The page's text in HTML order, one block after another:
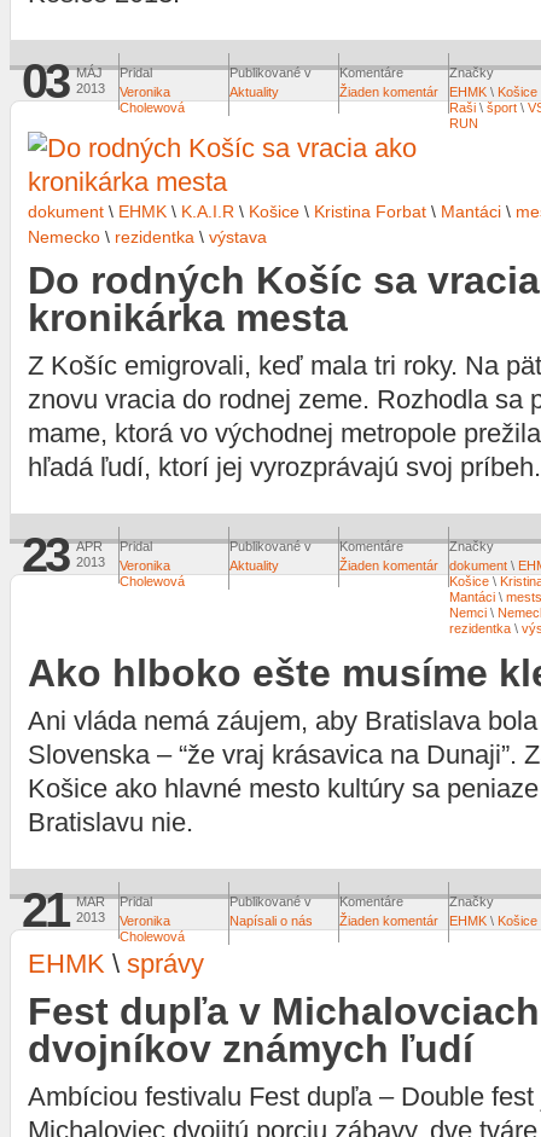
03 MÁJ
2013
Pridal
Veronika
Cholewová
Publikované v
Aktuality
Komentáre
Žiaden komentár
Značky
EHMK \ Košice
Raši \ šport \
RUN
dokument \ EHMK \ K.A.I.R \ Košice \ Kristina Forbat \ Mantáci \
Nemecko \ rezidentka \ výstava
Do rodných Košíc sa
kronikárka mesta
Z Košíc emigrovali, keď mala tri roky. Na
znovu vracia do rodnej zeme. Rozhodla sa
mame, ktorá vo východnej metropole
hľadá ľudí, ktorí jej vyrozprávajú svoj príbeh.
23 APR
2013
Pridal
Veronika
Cholewová
Publikované v
Aktuality
Komentáre
Žiaden komentár
Značky
dokument \
Košice \
Mantáci \
Nemci \
rezidentka \
Ako hlboko ešte musíme
Ani vláda nemá záujem, aby Bratislava
Slovenska – “že vraj krásavica na Dunaji”.
Košice ako hlavné mesto kultúry sa
Bratislavu nie.
21 MAR
2013
Pridal
Veronika
Cholewová
Publikované v
Napísali o nás
Komentáre
Žiaden komentár
Značky
EHMK \ Košice
EHMK \ správy
Fest dupľa v
dvojníkov známych ľudí
Ambíciou festivalu Fest dupľa – Double
Michaloviec dvojitú porciu zábavy, dve